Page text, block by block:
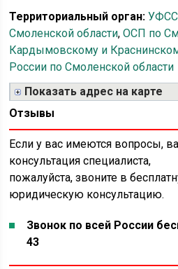
Территориальный орган:
Смоленской области,ОСП по
Кардымовскому и
России по Смоленской области
Показать адрес на карте
Отзывы
Если у вас имеются вопросы,
консультация специалиста,
пожалуйста, звоните в
юридическую консультацию.
Звонок по всей России
43